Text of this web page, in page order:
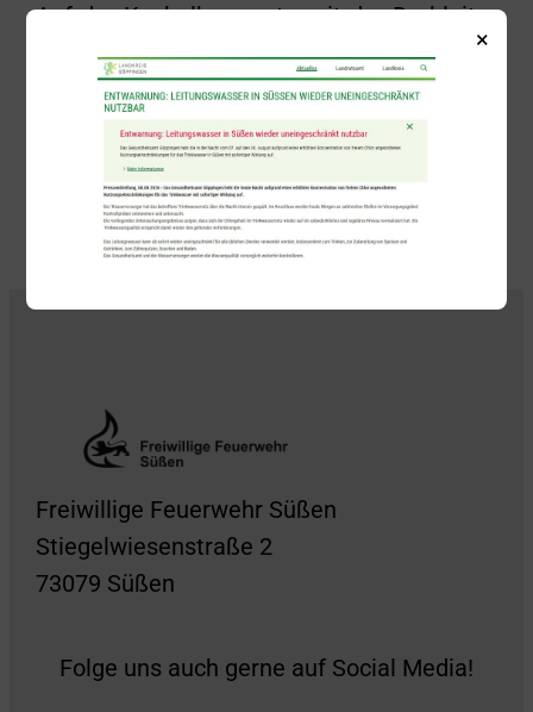
Auf der Kuchalb musste mit der Drehleiter
ein Patient aus dem ersten Obergeschoss
gerettet werden.
ZurückAlle Beiträge anzeigenWeiter
Freiwillige Feuerwehr Süßen
Stiegelwiesenstraße 2
73079 Süßen
Folge uns auch gerne auf Social Media!
×